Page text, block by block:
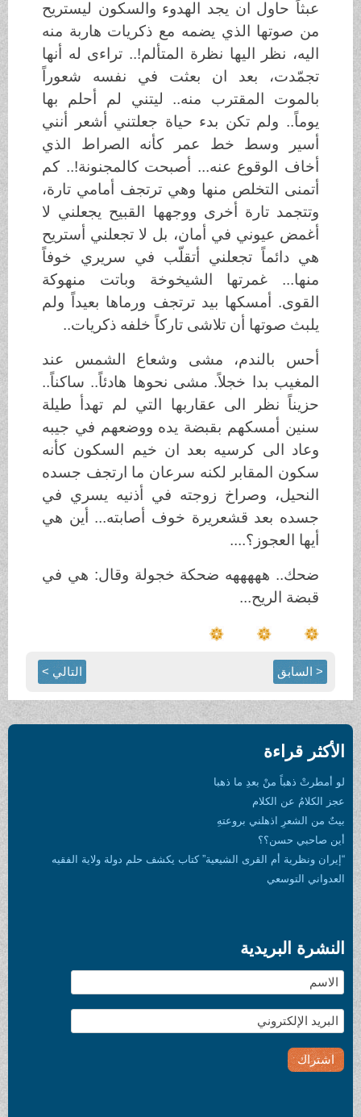
عبثاً حاول ان يجد الهدوء والسكون ليستريح
من صوتها الذي يضمه مع ذكريات هاربة منه
اليه، نظر اليها نظرة المتألم!.. تراءى له أنها
تجمّدت، بعد ان بعثت في نفسه شعوراً
بالموت المقترب منه.. ليتني لم أحلم بها
يوماً.. ولم تكن بدء حياة جعلتني أشعر أنني
أسير وسط خط عمر كأنه الصراط الذي
أخاف الوقوع عنه... أصبحت كالمجنونة!.. كم
أتمنى التخلص منها وهي ترتجف أمامي تارة،
وتتجمد تارة أخرى ووجهها القبيح يجعلني لا
أغمض عيوني في أمان، بل لا تجعلني أستريح
هي دائماً تجعلني أتقلّب في سريري خوفاً
منها... غمرتها الشيخوخة وباتت منهوكة
القوى. أمسكها بيد ترتجف ورماها بعيداً ولم
يلبث صوتها أن تلاشى تاركاً خلفه ذكريات..
أحس بالندم، مشى وشعاع الشمس عند
المغيب بدا خجلاً. مشى نحوها هادئاً.. ساكناً..
حزيناً نظر الى عقاربها التي لم تهدأ طيلة
سنين أمسكهم بقبضة يده ووضعهم في جيبه
وعاد الى كرسيه بعد ان خيم السكون كأنه
سكون المقابر لكنه سرعان ما ارتجف جسده
النحيل، وصراخ زوجته في أذنيه يسري في
جسده بعد قشعريرة خوف أصابته... أين هي
أيها العجوز؟....
ضحك.. هههههه ضحكة خجولة وقال: هي في
قبضة الريح...
< السابق التالي >
الأكثر قراءة
لو أمطرتْ ذهباً منْ بعدِ ما ذهبا
عجز الكلامُ عن الكلام
بيتٌ من الشعرِ اذهلني بروعتهِ
أين صاحبي حسن؟؟
“إيران ونظرية أم القرى الشيعية” كتاب يكشف حلم دولة ولاية الفقيه
العدواني التوسعي
النشرة البريدية